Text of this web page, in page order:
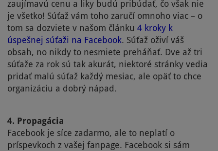
zaujímavú cenu a liky budú pribúdať, čo však nie
je všetko! Súťaž vám toho zaručí omnoho viac – o
tom sa dozviete v našom článku 4 kroky k
úspešnej súťaži na Facebook. Súťaž oživí váš
obsah, no nikdy to nesmiete preháňať. Dve až tri
súťaže za rok sú tak akurát, niektoré stránky vedia
pridať malú súťaž každý mesiac, ale opäť to chce
organizáciu a dobrý nápad.
4. Propagácia
Facebook je síce zadarmo, ale to neplatí o
príspevkoch z vašej fanpage. Facebook si sám